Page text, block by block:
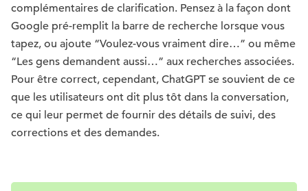
complémentaires de clarification. Pensez à la façon dont
Google pré-remplit la barre de recherche lorsque vous
tapez, ou ajoute “Voulez-vous vraiment dire…” ou même
“Les gens demandent aussi…” aux recherches associées.
Pour être correct, cependant, ChatGPT se souvient de ce
que les utilisateurs ont dit plus tôt dans la conversation,
ce qui leur permet de fournir des détails de suivi, des
corrections et des demandes.